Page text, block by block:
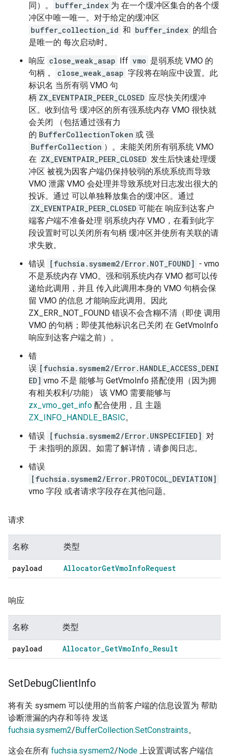
同）。 buffer_index 为 在一个缓冲区集合的各个缓
冲区中唯一唯一。对于给定的缓冲区
buffer_collection_id 和 buffer_index 的组合
是唯一的 每次启动时。
响应 close_weak_asap Iff vmo 是弱系统 VMO 的
句柄，
close_weak_asap 字段将在响应中设置。此
标识名 当所有弱 VMO 句
柄 ZX_EVENTPAIR_PEER_CLOSED 应尽快关闭缓冲
区。收到信号 缓冲区的所有强系统内存 VMO 很快就
会关闭 （包括通过强有力
的 BufferCollectionToken 或 强
BufferCollection ）。未能关闭所有弱系统 VMO
在 ZX_EVENTPAIR_PEER_CLOSED 发生后快速处理缓
冲区 被视为因客户端仍保持较弱的系统系统而导致
VMO 泄露 VMO 会处理并导致系统对日志发出很大的
投诉。通过 可以单独释放集合的缓冲区。通过
ZX_EVENTPAIR_PEER_CLOSED 可能在 响应到达客户
端客户端不准备处理 弱系统内存 VMO，在看到此字
段设置时可以关闭所有句柄 缓冲区并使所有关联的请
求失败。
错误 [fuchsia.sysmem2/Error.NOT_FOUND] - vmo
不是系统内存 VMO。强和弱系统内存 VMO 都可以传
递给此调用，并且 传入此调用本身的 VMO 句柄会保
留 VMO 的信息 才能响应此调用。因此
ZX_ERR_NOT_FOUND 错误不会含糊不清（即使 调用
VMO 的句柄；即使其他标识名已关闭 在 GetVmoInfo
响应到达客户端之前）。
错
误 [fuchsia.sysmem2/Error.HANDLE_ACCESS_DENI
ED] vmo 不是 能够与 GetVmoInfo 搭配使用（因为拥
有相关权利/功能） 该 VMO 需要能够与
zx_vmo_get_info 配合使用，且 主题
ZX_INFO_HANDLE_BASIC。
错误 [fuchsia.sysmem2/Error.UNSPECIFIED] 对
于 未指明的原因。如需了解详情，请参阅日志。
错误
[fuchsia.sysmem2/Error.PROTOCOL_DEVIATION]
vmo 字段 或者请求字段存在其他问题。
请求
名称 类型
payload AllocatorGetVmoInfoRequest
响应
名称 类型
payload Allocator GetVmoInfo Result
SetDebugClientInfo
将有关 sysmem 可以使用的当前客户端的信息设置为 帮助
诊断泄漏的内存和等待 发送
fuchsia.sysmem2/BufferCollection.SetConstraints。
这会在所有 fuchsia.sysmem2/Node 上设置调试客户端信